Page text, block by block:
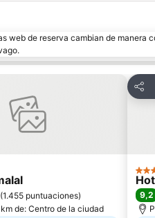
web de reserva cambian de manera
favoritos
(1.455 puntuaciones)
de: Centro de la ciudad
3
9,2